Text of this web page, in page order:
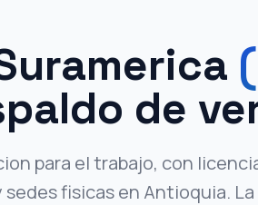
de
para el trabajo, con
fisicas en Antioquia. La